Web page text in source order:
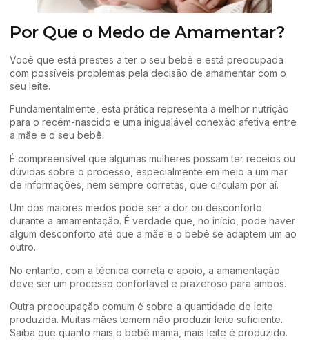
Por Que o Medo de Amamentar?
Você que está prestes a ter o seu bebê e está preocupada
com possíveis problemas pela decisão de amamentar com o
seu leite.
Fundamentalmente, esta prática representa a melhor nutrição
para o recém-nascido e uma inigualável conexão afetiva entre
a mãe e o seu bebê.
É compreensível que algumas mulheres possam ter receios ou
dúvidas sobre o processo, especialmente em meio a um mar
de informações, nem sempre corretas, que circulam por aí.
Um dos maiores medos pode ser a dor ou desconforto
durante a amamentação. É verdade que, no início, pode haver
algum desconforto até que a mãe e o bebê se adaptem um ao
outro.
No entanto, com a técnica correta e apoio, a amamentação
deve ser um processo confortável e prazeroso para ambos.
Outra preocupação comum é sobre a quantidade de leite
produzida. Muitas mães temem não produzir leite suficiente.
Saiba que quanto mais o bebê mama, mais leite é produzido.